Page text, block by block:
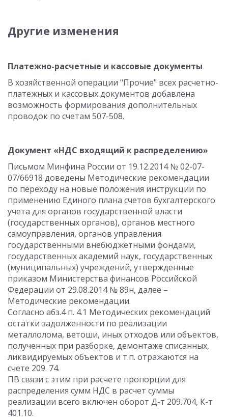
Другие изменения
Платежно-расчетные и кассовые документы
В хозяйственной операции "Прочие" всех расчетно-
платежных и кассовых документов добавлена
возможность формирования дополнительных
проводок по счетам 507-508.
Документ «НДС входящий к распределению»
Письмом Минфина России от 19.12.2014 № 02-07-
07/66918 доведены Методические рекомендации
по переходу на новые положения инструкции по
применению Единого плана счетов бухгалтерского
учета для органов государственной власти
(государственных органов), органов местного
самоуправления, органов управления
государственными внебюджетными фондами,
государственных академий наук, государственных
(муниципальных) учреждений, утвержденные
приказом Министерства финансов Российской
Федерации от 29.08.2014 № 89н, далее –
Методические рекомендации.
Согласно абз.4 п. 4.1 Методических рекомендаций
остатки задолженности по реализации
металлолома, ветоши, иных отходов или объектов,
полученных при разборке, демонтаже списанных,
ликвидируемых объектов и т.п. отражаются на
счете 209. 74.
ПВ связи с этим при расчете пропорции для
распределения сумм НДС в расчет суммы
реализации всего включен оборот Д-т 209.704, К-т
401.10.